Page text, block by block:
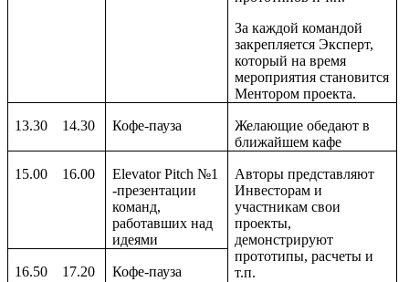
За каждой командой
закрепляется Эксперт,
который на время
мероприятия становится
Ментором проекта.
13.30 14.30 Кофе-пауза
Желающие обедают в
ближайшем кафе
1 5.00 16.00 ElevatorPitch№1
-презентации
команд,
работавших над
идеями
Авторы представляют
Инвесторам и
участникам свои
проекты,
демонстрируют
прототипы, расчеты и
т.п.
16.50 1 7.20 Кофе-пауза